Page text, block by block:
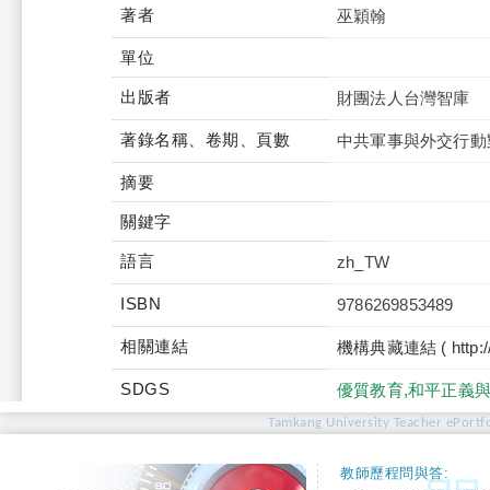
著者 巫穎翰
單位
出版者 財團法人台灣智庫
著錄名稱、卷期、頁數 中共軍事與外交行
摘要
關鍵字
語言 zh_TW
ISBN 9786269853489
相關連結 機構典藏連結 (
SDGS 優質教育,和平正義
Tamkang University Teacher
教師歷程問與答: